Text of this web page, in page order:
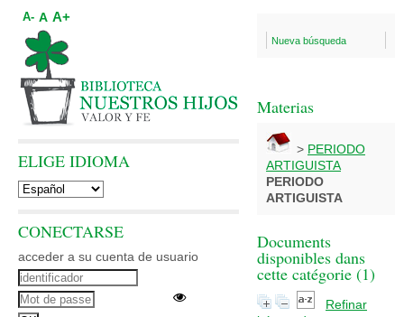
Nueva búsqueda
Materias
> PERIODO
ARTIGUISTA
PERIODO
ARTIGUISTA
Documents
disponibles dans
cette catégorie (1)
Refinar
A- A A+
ELIGE IDIOMA
CONECTARSE
acceder a su cuenta de usuario